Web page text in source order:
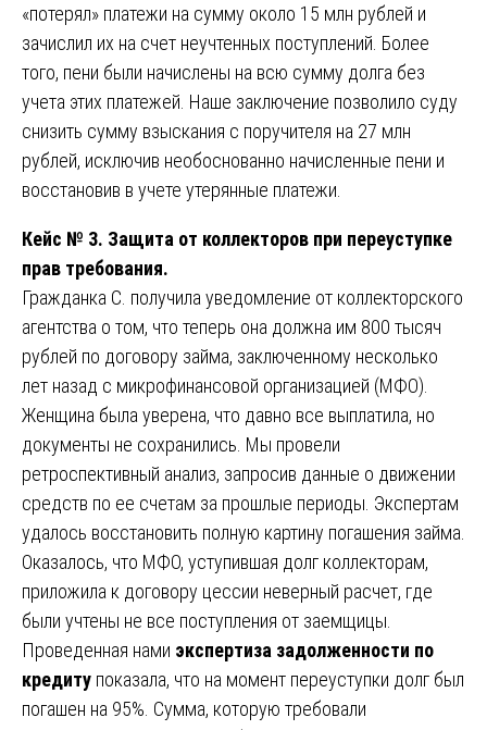
«потерял» платежи на сумму около 15 млн рублей и
зачислил их на счет неучтенных поступлений. Более
того, пени были начислены на всю сумму долга без
учета этих платежей. Наше заключение позволило суду
снизить сумму взыскания с поручителя на 27 млн
рублей, исключив необоснованно начисленные пени и
восстановив в учете утерянные платежи.
Кейс № 3. Защита от коллекторов при переуступке
прав требования.
Гражданка С. получила уведомление от коллекторского
агентства о том, что теперь она должна им 800 тысяч
рублей по договору займа, заключенному несколько
лет назад с микрофинансовой организацией (МФО).
Женщина была уверена, что давно все выплатила, но
документы не сохранились. Мы провели
ретроспективный анализ, запросив данные о движении
средств по ее счетам за прошлые периоды. Экспертам
удалось восстановить полную картину погашения займа.
Оказалось, что МФО, уступившая долг коллекторам,
приложила к договору цессии неверный расчет, где
были учтены не все поступления от заемщицы.
Проведенная нами экспертиза задолженности по
кредиту показала, что на момент переуступки долг был
погашен на 95%. Сумма, которую требовали